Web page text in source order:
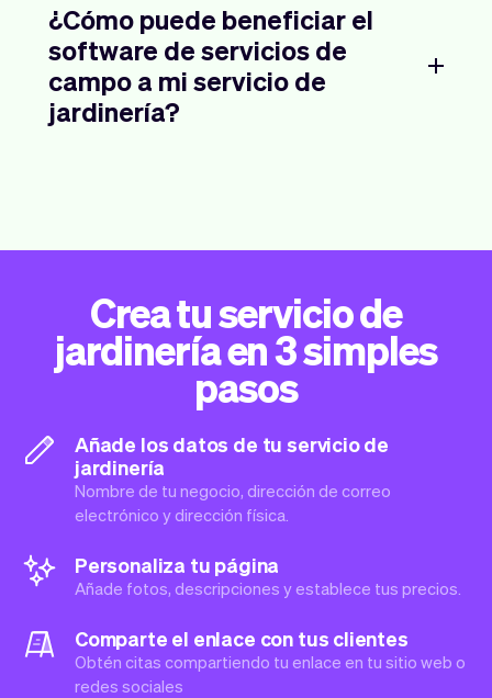
¿Cómo puede beneficiar el
software de servicios de
campo a mi servicio de
jardinería?
Crea tu servicio de
jardinería en 3 simples
pasos
Añade los datos de tu servicio de
jardinería
Nombre de tu negocio, dirección de correo
electrónico y dirección física.
Personaliza tu página
Añade fotos, descripciones y establece tus precios.
Comparte el enlace con tus clientes
Obtén citas compartiendo tu enlace en tu sitio web o
redes sociales